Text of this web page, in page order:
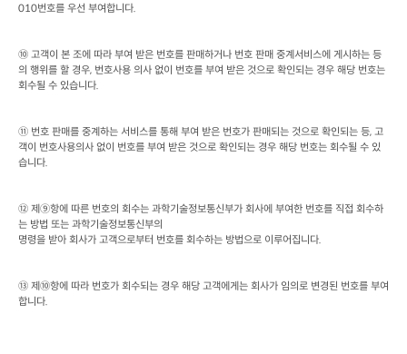
010번호를 우선 부여합니다.
⑩ 고객이 본 조에 따라 부여 받은 번호를 판매하거나 번호 판매 중계서비스에 게시하는 등
의 행위를 할 경우, 번호사용 의사 없이 번호를 부여 받은 것으로 확인되는 경우 해당 번호는
회수될 수 있습니다.
⑪ 번호 판매를 중계하는 서비스를 통해 부여 받은 번호가 판매되는 것으로 확인되는 등, 고
객이 번호사용의사 없이 번호를 부여 받은 것으로 확인되는 경우 해당 번호는 회수될 수 있
습니다.
⑫ 제⑨항에 따른 번호의 회수는 과학기술정보통신부가 회사에 부여한 번호를 직접 회수하
는 방법 또는 과학기술정보통신부의
명령을 받아 회사가 고객으로부터 번호를 회수하는 방법으로 이루어집니다.
⑬ 제⑩항에 따라 번호가 회수되는 경우 해당 고객에게는 회사가 임의로 변경된 번호를 부여
합니다.